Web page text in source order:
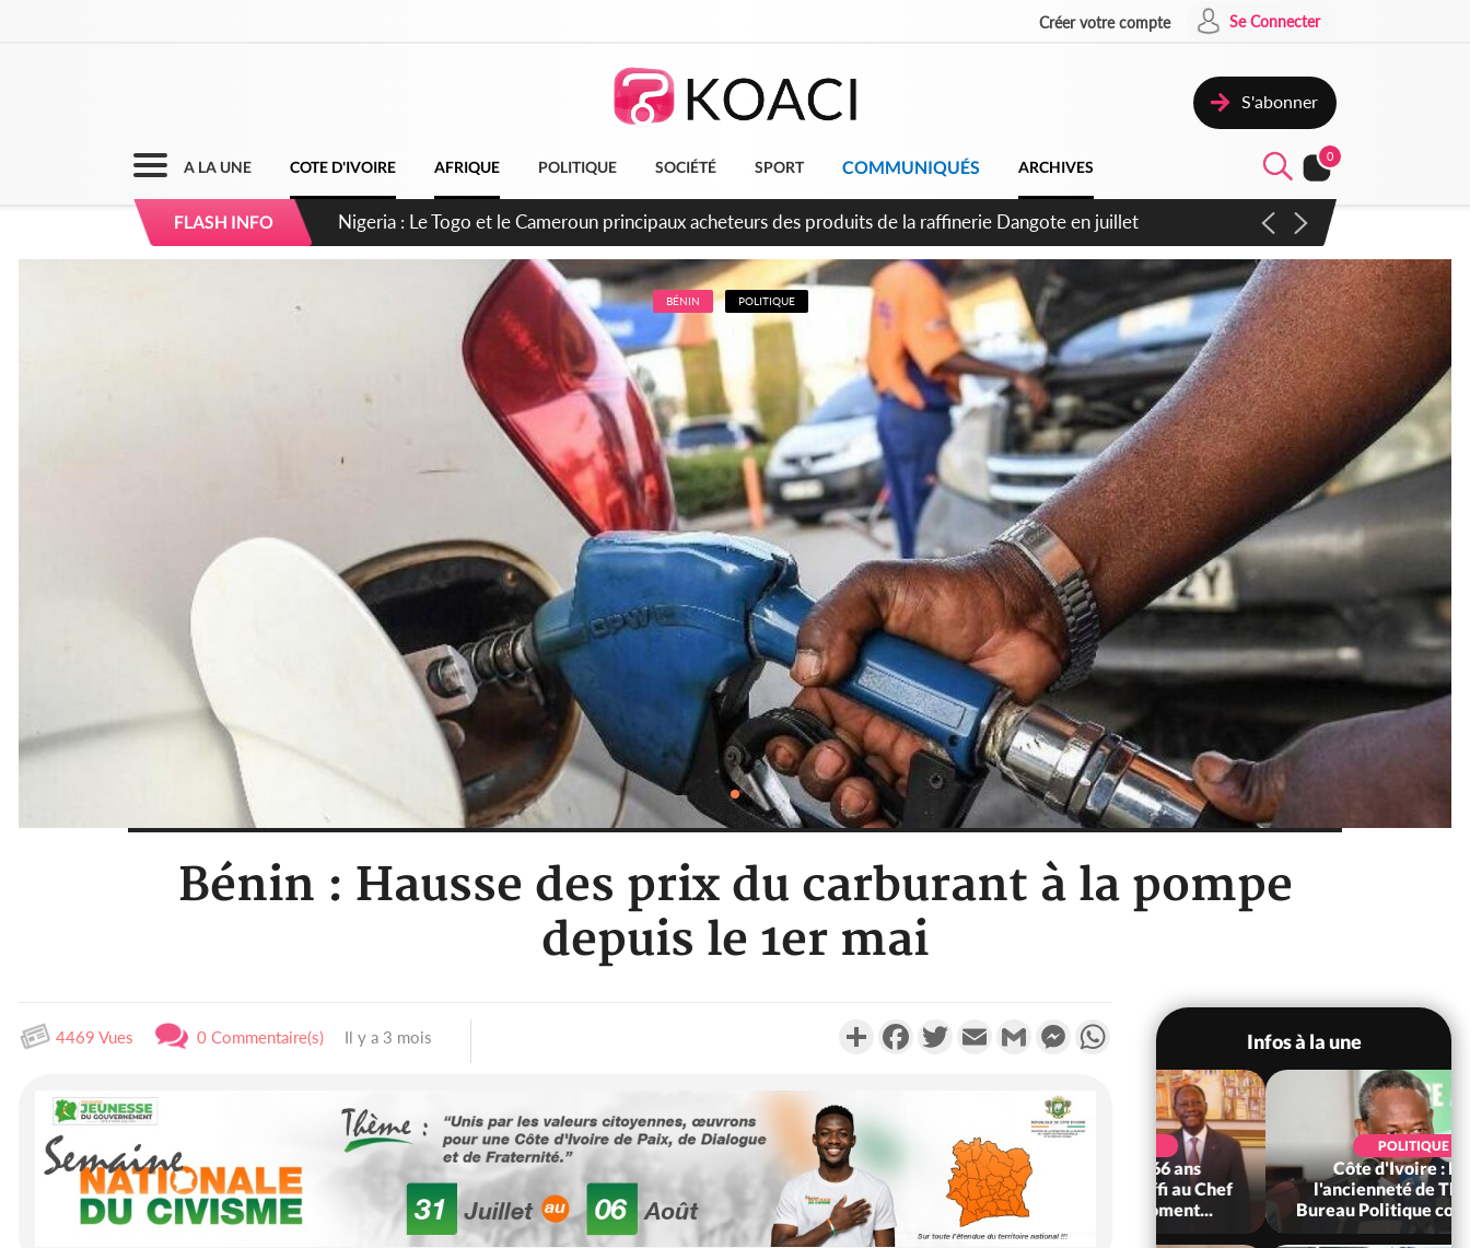
Créer votre compte Se Connecter
S'abonner
A LA UNE COTE D'IVOIRE AFRIQUE POLITIQUE SOCIÉTÉ SPORT COMMUNIQUÉS ARCHIVES
0
FLASH INFO Côte d'Ivoire : Seconde période légale des ventes soldes du 10 au 31 août 2026
BÉNIN POLITIQUE
Bénin : Hausse des prix du carburant à la pompe
depuis le 1er mai
4469 Vues 0 Commentaire(s) Il y a 3 mois PartagerFacebookTwitterEmail Gmail MessengerWhatsApp
Infos à la une
SOCIÉTÉ
Côte d'Ivoire : Seconde
période légale des ventes
soldes du 10 au 31 août 2...